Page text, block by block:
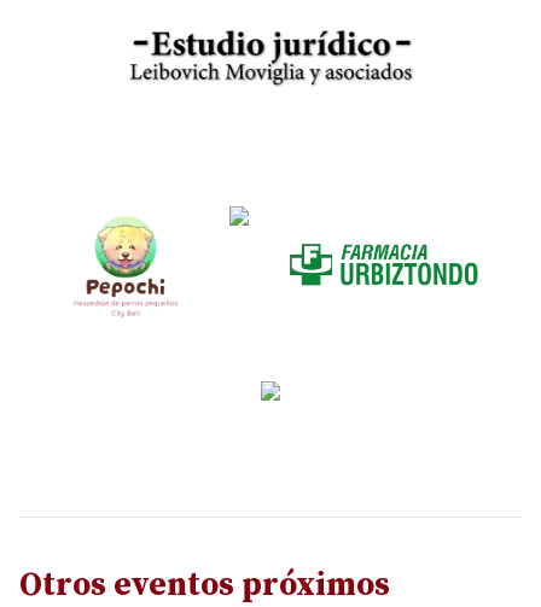
Otros eventos próximos